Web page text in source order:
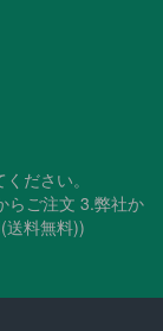
ださい。
らご注文 3.弊社か
料無料))